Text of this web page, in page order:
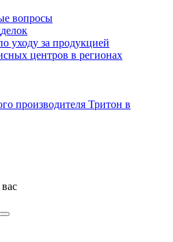
вопросы
уходу за продукцией
центров в регионах
производителя Тритон в